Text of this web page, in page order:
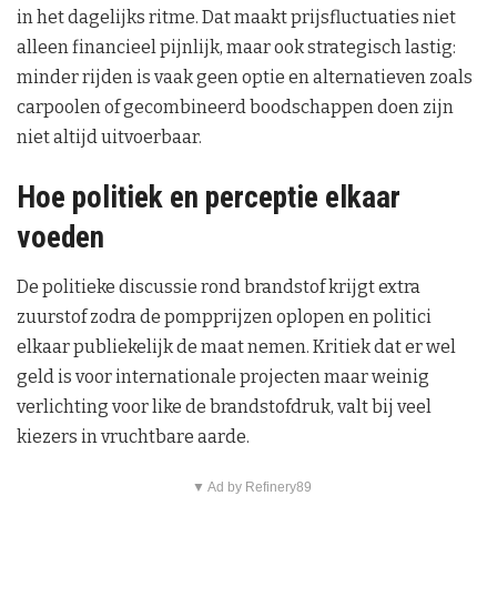
in het dagelijks ritme. Dat maakt prijsfluctuaties niet
alleen financieel pijnlijk, maar ook strategisch lastig:
minder rijden is vaak geen optie en alternatieven zoals
carpoolen of gecombineerd boodschappen doen zijn
niet altijd uitvoerbaar.
Hoe politiek en perceptie elkaar
voeden
De politieke discussie rond brandstof krijgt extra
zuurstof zodra de pompprijzen oplopen en politici
elkaar publiekelijk de maat nemen. Kritiek dat er wel
geld is voor internationale projecten maar weinig
verlichting voor like de brandstofdruk, valt bij veel
kiezers in vruchtbare aarde.
▼ Ad by Refinery89